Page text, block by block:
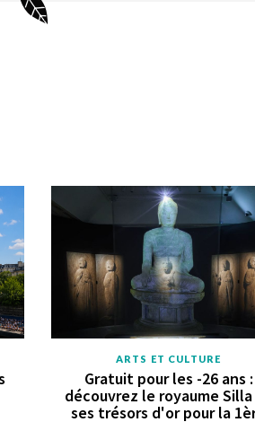
ARTS ET CULTURE
Gratuit pour les -26 ans :
découvrez le royaume
ses trésors d'or pour la